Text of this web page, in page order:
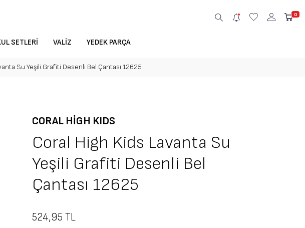
0
SETLERI VALIZ YEDEK PARÇA
Su Yeşili Grafiti Desenli Bel Çantası 12625
CORAL HIGH KIDS
Coral High Kids Lavanta Su
Yeşili Grafiti Desenli Bel
Çantası 12625
524,95 TL